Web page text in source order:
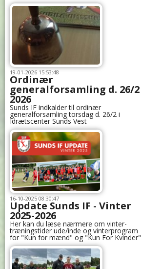
19-01-2026 15:53:48
Ordinær
generalforsamling d. 26/2
2026
Sunds IF indkalder til ordinær
generalforsamling torsdag d. 26/2 i
Idrætscenter Sunds Vest
16-10-2025 08:30:47
Update Sunds IF - Vinter
2025-2026
Her kan du læse nærmere om vinter-
træningstider ude/inde og vinterprogram
for "Kun for mænd" og "Kun For Kvinder"